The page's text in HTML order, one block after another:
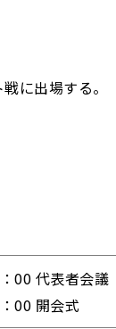
に出場する。
00 代表者会議
00 開会式